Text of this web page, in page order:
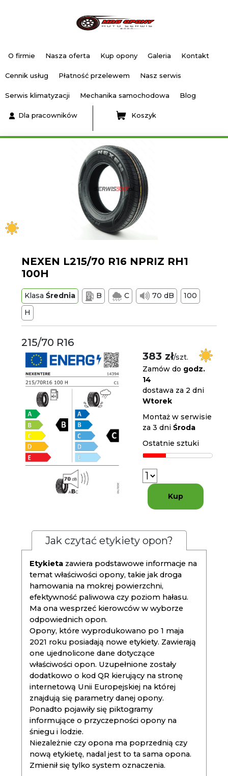
O firmie Nasza oferta Kup opony Galeria Kontakt
Cennik usług Płatność przelewem Nasz serwis
Serwis klimatyzacji Mechanika samochodowa Blog
Dla pracowników Koszyk
NEXEN L215/70 R16 NPRIZ RH1
100H
KlasaŚrednia B C 70 dB
100
H
215/70 R16
383 zł/szt.
Zamów do godz.
14
dostawa za 2 dni
Wtorek
Montaż w serwisie
za 3 dniŚroda
Ostatnie sztuki
Kup
Jak czytać etykiety opon?
Etykieta zawiera podstawowe informacje na
temat właściwości opony, takie jak droga
hamowania na mokrej powierzchni,
efektywność paliwowa czy poziom hałasu.
Ma ona wesprzeć kierowców w wyborze
odpowiednich opon.
Opony, które wyprodukowano po 1 maja
2021 roku posiadają nowe etykiety. Zawierają
one ujednolicone dane dotyczące
właściwości opon. Uzupełnione zostały
dodatkowo o kod QR kierujący na stronę
internetową Unii Europejskiej na której
znajdują się parametry danej opony.
Ponadto pojawiły się piktogramy
informujące o przyczepności opony na
śniegu i lodzie.
Niezależnie czy opona ma poprzednią czy
nową etykietę, nadal jest to ta sama opona.
Zmienił się tylko system oznaczenia.